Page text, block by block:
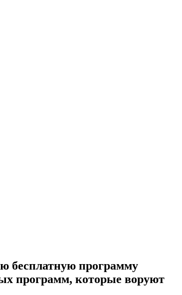
бесплатную программу
программ, которые воруют